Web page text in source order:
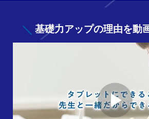
基礎力アップの理由を動